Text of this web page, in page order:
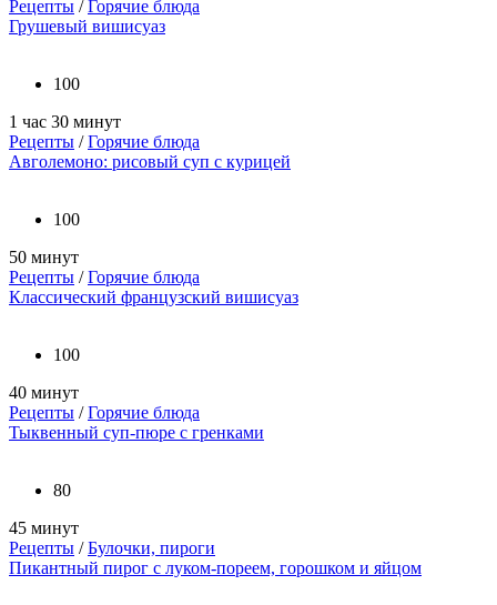
Рецепты /Горячие блюда
Грушевый вишисуаз
100
1 час 30 минут
Рецепты /Горячие блюда
Авголемоно: рисовый суп с курицей
100
50 минут
Рецепты /Горячие блюда
Классический французский вишисуаз
100
40 минут
Рецепты /Горячие блюда
Тыквенный суп-пюре с гренками
80
45 минут
Рецепты /Булочки, пироги
Пикантный пирог с луком-пореем, горошком и яйцом